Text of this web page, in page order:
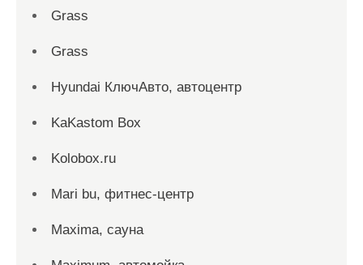
Grass
Grass
Hyundai КлючАвто, автоцентр
KaKastom Box
Kolobox.ru
Mari bu, фитнес-центр
Maxima, сауна